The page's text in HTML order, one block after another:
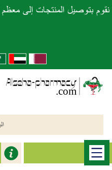
نقوم بتوصيل المنتجات إلى معظم